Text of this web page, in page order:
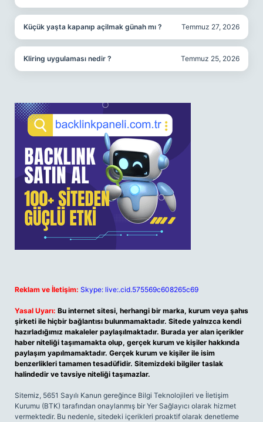
Küçük yaşta kapanıp açilmak günah mı ? Temmuz 27, 2026
Kliring uygulaması nedir ? Temmuz 25, 2026
Reklam ve İletişim: Skype: live:.cid.575569c608265c69
Yasal Uyarı: Bu internet sitesi, herhangi bir marka, kurum veya şahıs
şirketi ile hiçbir bağlantısı bulunmamaktadır. Sitede yalnızca kendi
hazırladığımız makaleler paylaşılmaktadır. Burada yer alan içerikler
haber niteliği taşımamakta olup, gerçek kurum ve kişiler hakkında
paylaşım yapılmamaktadır. Gerçek kurum ve kişiler ile isim
benzerlikleri tamamen tesadüfidir. Sitemizdeki bilgiler taslak
halindedir ve tavsiye niteliği taşımazlar.
Sitemiz, 5651 Sayılı Kanun gereğince Bilgi Teknolojileri ve İletişim
Kurumu (BTK) tarafından onaylanmış bir Yer Sağlayıcı olarak hizmet
vermektedir. Bu nedenle, sitedeki içerikleri proaktif olarak denetleme